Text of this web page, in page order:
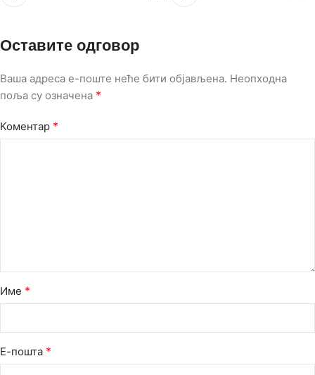
Оставите одговор
Ваша адреса е-поште неће бити објављена. Неопходна
поља су означена *
Коментар *
Име *
Е-пошта *